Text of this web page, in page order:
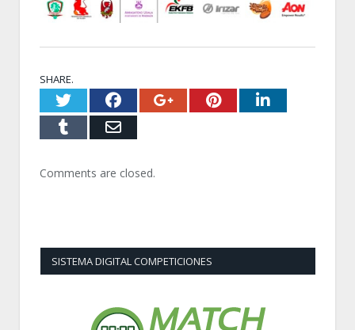
SHARE.
TwitterFacebookGoogle+Pinterest
TumblrEmail
Comments are closed.
SISTEMA DIGITAL COMPETICIONES